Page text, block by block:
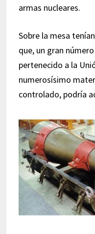
armas nucleares.
Sobre la mesa
que, un gran
pertenecido a la
numerosísimo
controlado, podría